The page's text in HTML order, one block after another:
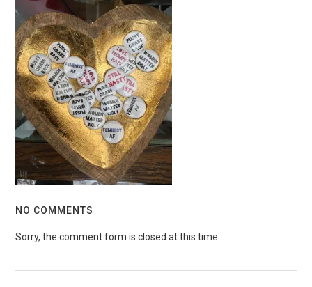
NO COMMENTS
Sorry, the comment form is closed at this time.